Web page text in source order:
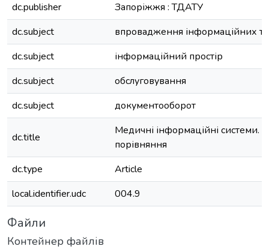
dc.publisher
Запоріжжя : ТДАТУ
dc.subject
впровадження інформаційних
dc.subject
інформаційний простір
dc.subject
обслуговування
dc.subject
документооборот
dc.title
Медичні інформаційні системи.
порівняння
dc.type
Article
local.identifier.udc
004.9
Файли
Контейнер файлів